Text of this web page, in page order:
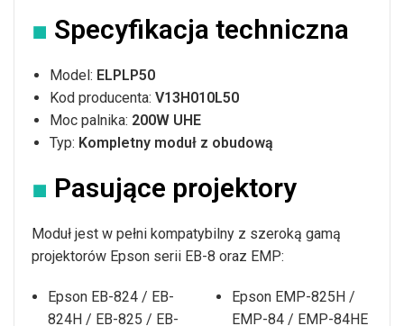
■ Specyfikacja techniczna
Model: ELPLP50
Kod producenta: V13H010L50
Moc palnika: 200W UHE
Typ: Kompletny moduł z obudową
■ Pasujące projektory
Moduł jest w pełni kompatybilny z szeroką gamą
projektorów Epson serii EB-8 oraz EMP:
Epson EB-824 / EB-
824H / EB-825 / EB-
Epson EMP-825H /
EMP-84 / EMP-84HE